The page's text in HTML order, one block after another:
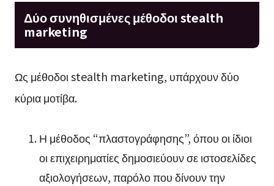
Δύο συνηθισμένες μέθοδοι stealth
marketing
Ως μέθοδοι stealth marketing, υπάρχουν δύο
κύρια μοτίβα.
Η μέθοδος “πλαστογράφησης”, όπου οι ίδιοι
οι επιχειρηματίες δημοσιεύουν σε ιστοσελίδες
αξιολογήσεων, παρόλο που δίνουν την